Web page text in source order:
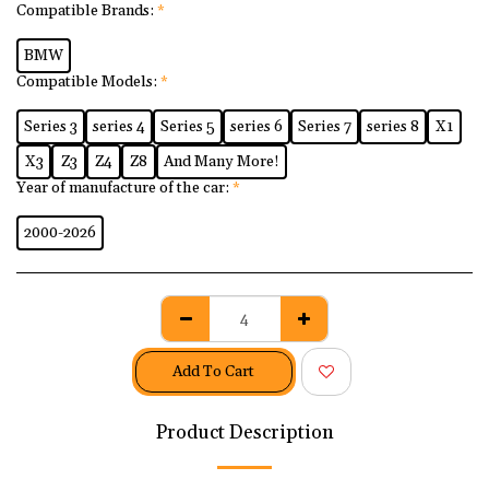
Compatible Brands: *
BMW
Compatible Models: *
Series 3 series 4 Series 5 series 6 Series 7 series 8
X1
X3
Z3 Z4 Z8
And Many More!
Year of manufacture of the car: *
2000-2026
Add To Cart
Product Description